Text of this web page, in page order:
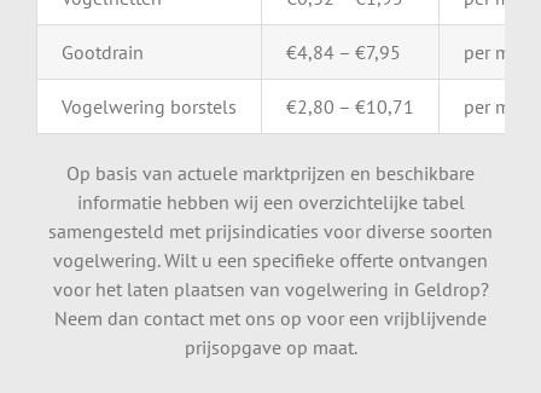
Gootdrain €4,84 – €7,95 per meter
Vogelwering borstels €2,80 – €10,71 per meter
Op basis van actuele marktprijzen en beschikbare
informatie hebben wij een overzichtelijke tabel
samengesteld met prijsindicaties voor diverse soorten
vogelwering. Wilt u een specifieke offerte ontvangen
voor het laten plaatsen van vogelwering in Geldrop?
Neem dan contact met ons op voor een vrijblijvende
prijsopgave op maat.